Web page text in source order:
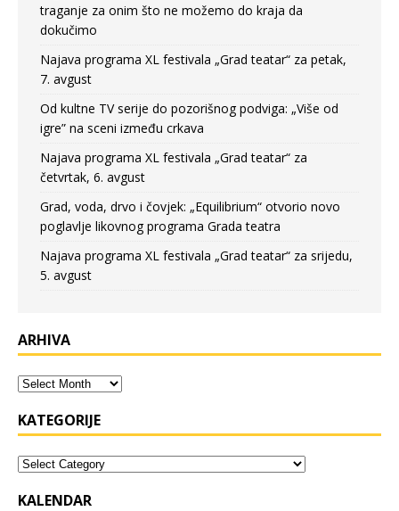
traganje za onim što ne možemo do kraja da
dokučimo
Najava programa XL festivala „Grad teatar“ za petak,
7. avgust
Od kultne TV serije do pozorišnog podviga: „Više od
igre” na sceni između crkava
Najava programa XL festivala „Grad teatar“ za
četvrtak, 6. avgust
Grad, voda, drvo i čovjek: „Equilibrium“ otvorio novo
poglavlje likovnog programa Grada teatra
Najava programa XL festivala „Grad teatar“ za srijedu,
5. avgust
ARHIVA
KATEGORIJE
KALENDAR